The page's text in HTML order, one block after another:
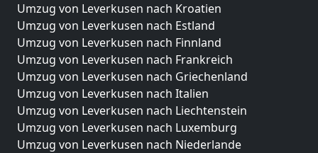
Umzug von Leverkusen nach Kroatien
Umzug von Leverkusen nach Estland
Umzug von Leverkusen nach Finnland
Umzug von Leverkusen nach Frankreich
Umzug von Leverkusen nach Griechenland
Umzug von Leverkusen nach Italien
Umzug von Leverkusen nach Liechtenstein
Umzug von Leverkusen nach Luxemburg
Umzug von Leverkusen nach Niederlande